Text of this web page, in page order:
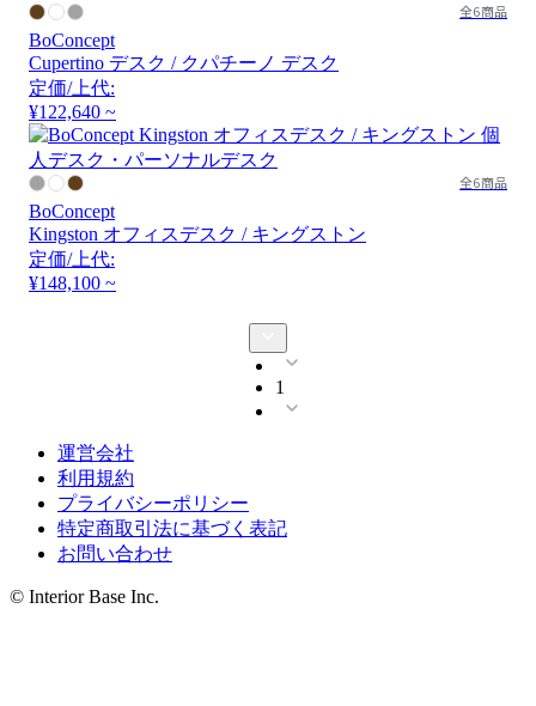
全6商品
BoConcept
Cupertino デスク / クパチーノ デスク
定価/上代:
¥122,640 ~
全6商品
BoConcept
Kingston オフィスデスク / キングストン
定価/上代:
¥148,100 ~
1
運営会社
利用規約
プライバシーポリシー
特定商取引法に基づく表記
お問い合わせ
© Interior Base Inc.